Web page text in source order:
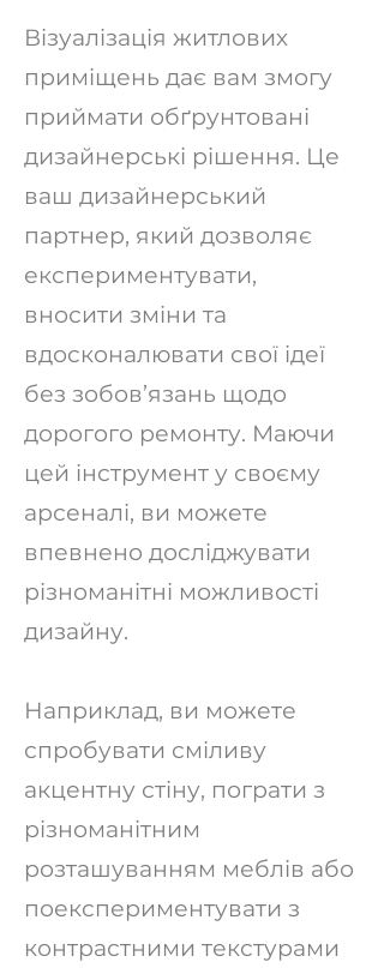
Візуалізація житлових
приміщень дає вам змогу
приймати обґрунтовані
дизайнерські рішення. Це
ваш дизайнерський
партнер, який дозволяє
експериментувати,
вносити зміни та
вдосконалювати свої ідеї
без зобов’язань щодо
дорогого ремонту. Маючи
цей інструмент у своєму
арсеналі, ви можете
впевнено досліджувати
різноманітні можливості
дизайну.
Наприклад, ви можете
спробувати сміливу
акцентну стіну, пограти з
різноманітним
розташуванням меблів або
поекспериментувати з
контрастними текстурами